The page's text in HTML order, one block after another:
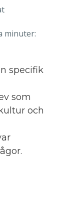
minuter:
specifik
som
och